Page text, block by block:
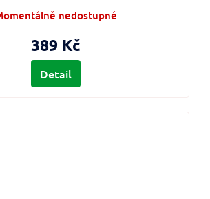
389 Kč
Detail
nedostupné